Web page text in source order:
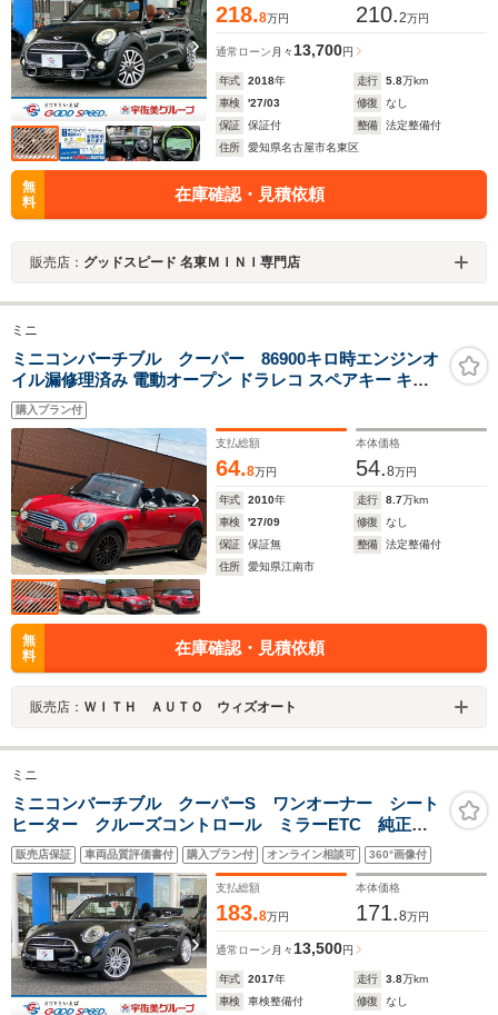
218.8万円 210.2万円
通常ローン 月々 13,700円
年式 2018年 走行 5.8万km
車検
'27/03 修復
なし
保証
保証付 整備
法定整備付
住所
愛知県名古屋市名東区
無
料
在庫確認・見積依頼
販売店： グッドスピード 名東ＭＩＮＩ専門店
ミニ
ミニコンバーチブル クーパー 86900キロ時エンジンオ
イル漏修理済み 電動オープン ドラレコ スペアキー キー
レス プッシュスタート 電動格納ドアミラー ETC リア障
害物センサー フォグライト 禁煙車
購入プラン付
支払総額
64.8万円
本体価格
54.8万円
年式 2010年 走行 8.7万km
車検
'27/09 修復
なし
保証
保証無 整備
法定整備付
住所
愛知県江南市
無
料
在庫確認・見積依頼
販売店： ＷＩＴＨ ＡＵＴＯ ウィズオート
ミニ
ミニコンバーチブル クーパーS ワンオーナー シート
ヒーター クルーズコントロール ミラーETC 純正ナ
ビ バックカメラ レインセンサー オートライト ア
イドリングストップ リアコーナーセンサー マルチフ
ァンクションステアリング
販売店保証 車両品質評価書付 購入プラン付 オンライン相談可 360°画像付
支払総額
183.8万円
本体価格
171.8万円
通常ローン 月々 13,500円
年式 2017年 走行 3.8万km
車検
車検整備付 修復
なし